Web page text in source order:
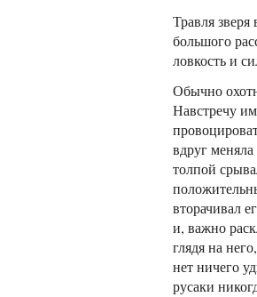
Травля
большого
ловкость и
Обычно
Навстречу
вдруг
толпой
вторачивал
и, важно
глядя на
нет ничего
русаки